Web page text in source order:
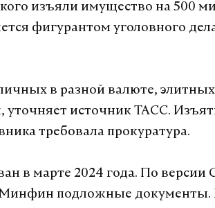
изъяли имущество на 500
фигурантом уголовного
в разной валюте,
источник ТАСС.
требовала прокуратура.
в марте 2024 года. По версии
Минфин подложные документы.